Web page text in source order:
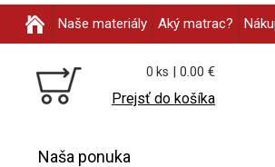
Naše materiály Aký matrac?
0 ks | 0.00 €
Prejsť do košíka
Naša ponuka